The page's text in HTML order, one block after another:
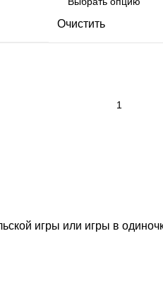
Очистить
игры или игры в